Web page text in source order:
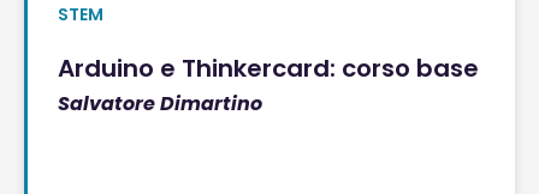
STEM
Arduino e Thinkercard: corso base
Salvatore Dimartino